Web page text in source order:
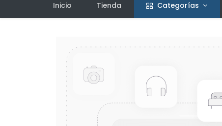
Inicio Tienda Categorías